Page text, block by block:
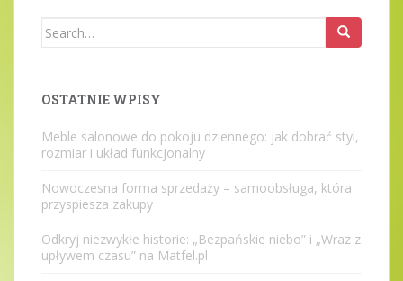
Search
OSTATNIE WPISY
Meble salonowe do pokoju dziennego: jak dobrać styl,
rozmiar i układ funkcjonalny
Nowoczesna forma sprzedaży – samoobsługa, która
przyspiesza zakupy
Odkryj niezwykłe historie: „Bezpańskie niebo” i „Wraz z
upływem czasu” na Matfel.pl